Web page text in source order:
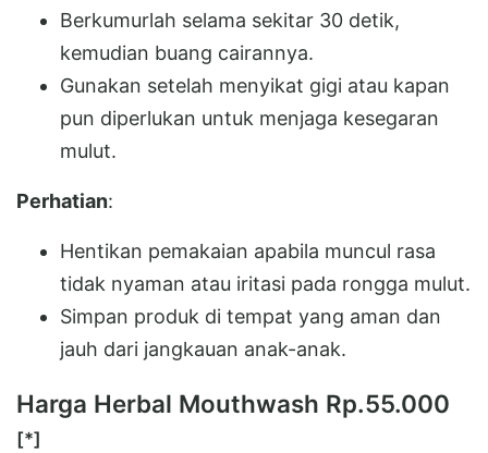
Berkumurlah selama sekitar 30 detik,
kemudian buang cairannya.
Gunakan setelah menyikat gigi atau kapan
pun diperlukan untuk menjaga kesegaran
mulut.
Perhatian:
Hentikan pemakaian apabila muncul rasa
tidak nyaman atau iritasi pada rongga mulut.
Simpan produk di tempat yang aman dan
jauh dari jangkauan anak-anak.
Harga Herbal Mouthwash Rp.55.000
[*]